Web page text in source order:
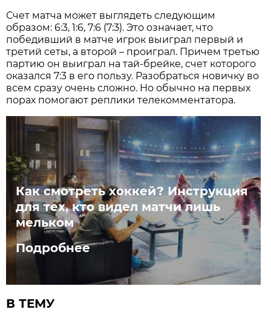
Счет матча может выглядеть следующим
образом: 6:3, 1:6, 7:6 (7:3). Это означает, что
победивший в матче игрок выиграл первый и
третий сеты, а второй – проиграл. Причем третью
партию он выиграл на тай-брейке, счет которого
оказался 7:3 в его пользу. Разобраться новичку во
всем сразу очень сложно. Но обычно на первых
порах помогают реплики телекомментатора.
Как смотреть хоккей? Инструкция
для тех, кто видел матчи лишь
мельком
Подробнее
В ТЕМУ